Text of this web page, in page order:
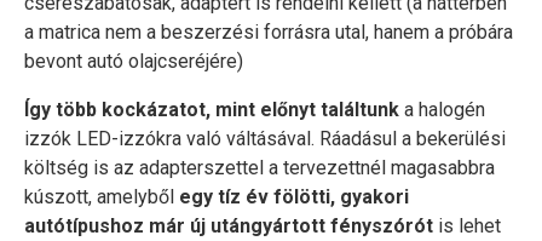
a matrica nem a beszerzési forrásra utal, hanem a próbára
bevont autó olajcseréjére)
Így több kockázatot, mint előnyt találtunk a halogén
izzók LED-izzókra való váltásával. Ráadásul a bekerülési
költség is az adapterszettel a tervezettnél magasabbra
kúszott, amelyből egy tíz év fölötti, gyakori
autótípushoz már új utángyártott fényszórót is lehet